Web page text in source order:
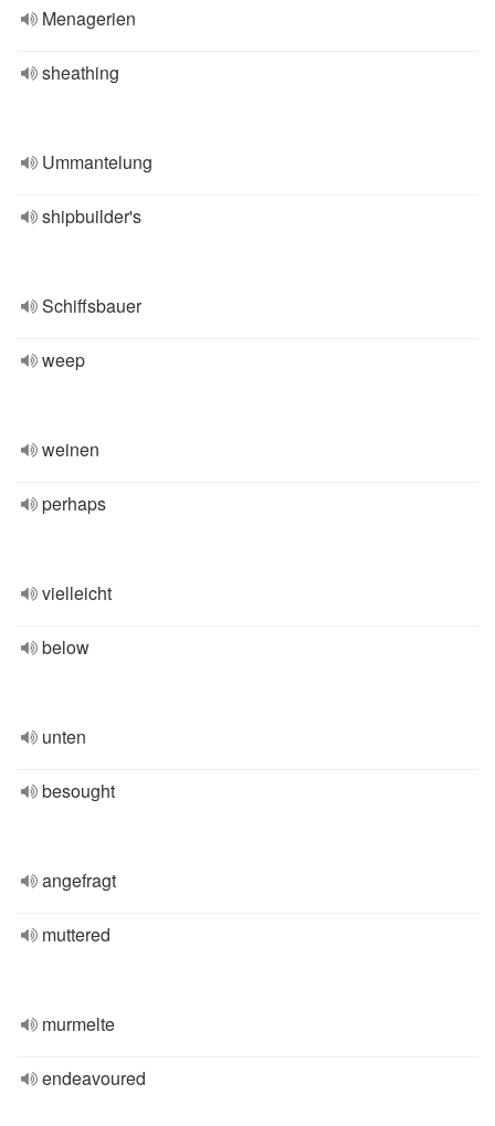
Menagerien
sheathing
Ummantelung
shipbuilder's
Schiffsbauer
weep
weinen
perhaps
vielleicht
below
unten
besought
angefragt
muttered
murmelte
endeavoured